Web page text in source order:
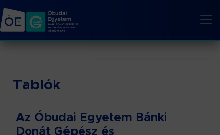
Tablók
Az Óbudai Egyetem Bánki
Donát Gépész és